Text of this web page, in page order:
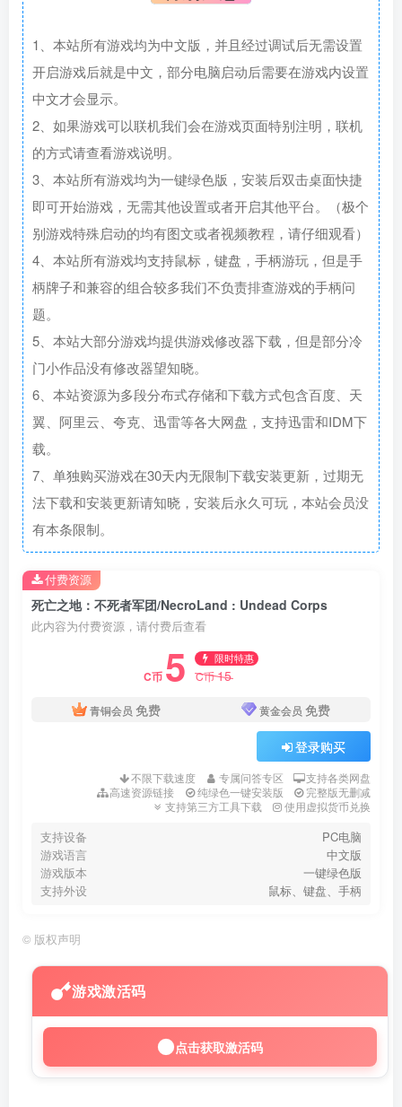
1、本站所有游戏均为中文版，并且经过调试后无需设置
开启游戏后就是中文，部分电脑启动后需要在游戏内设置
中文才会显示。
2、如果游戏可以联机我们会在游戏页面特别注明，联机
的方式请查看游戏说明。
3、本站所有游戏均为一键绿色版，安装后双击桌面快捷
即可开始游戏，无需其他设置或者开启其他平台。（极个
别游戏特殊启动的均有图文或者视频教程，请仔细观看）
4、本站所有游戏均支持鼠标，键盘，手柄游玩，但是手
柄牌子和兼容的组合较多我们不负责排查游戏的手柄问
题。
5、本站大部分游戏均提供游戏修改器下载，但是部分冷
门小作品没有修改器望知晓。
6、本站资源为多段分布式存储和下载方式包含百度、天
翼、阿里云、夸克、迅雷等各大网盘，支持迅雷和IDM下
载。
7、单独购买游戏在30天内无限制下载安装更新，过期无
法下载和安装更新请知晓，安装后永久可玩，本站会员没
有本条限制。
死亡之地：不死者军团/NecroLand : Undead Corps
此内容为付费资源，请付费后查看
C币 5 限时特惠
C币15
青铜会员 免费 黄金会员 免费
登录购买
不限下载速度 专属问答专区
支持各类网盘
高速资源链接
纯绿色一键安装版
完整版无删减
支持第三方工具下载
使用虚拟货币兑换
支持设备
PC电脑
游戏语言
中文版
游戏版本
一键绿色版
支持外设
鼠标、键盘、手柄
付费资源
© 版权声明
游戏激活码
点击获取激活码